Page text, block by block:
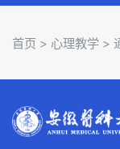
首页 > 心理教学 >